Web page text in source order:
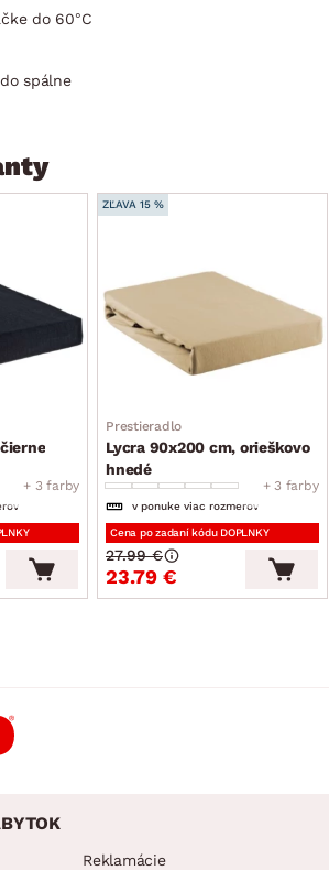
do 60°C
spálne
+ 3 farby
ZĽAVA 15 %
Prestieradlo
Lycra 90x200 cm, orieškovo
hnedé
+ 3 farby
v ponuke viac rozmerov
Cena po zadaní kódu DOPLNKY
23.79 €
27.99 €
Reklamácie